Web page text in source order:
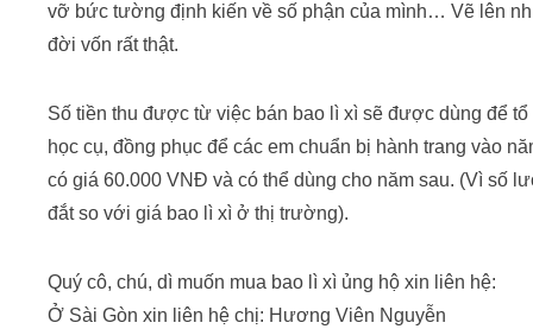
vỡ bức tường định kiến về số phận của mình… Vẽ lên
đời vốn rất thật.
Số tiền thu được từ việc bán bao lì xì sẽ được dùng để
học cụ, đồng phục để các em chuẩn bị hành trang vào
có giá 60.000 VNĐ và có thể dùng cho năm sau. (Vì số
đắt so với giá bao lì xì ở thị trường).
Quý cô, chú, dì muốn mua bao lì xì ủng hộ xin liên hệ:
Ở Sài Gòn xin liên hệ chị: Hương Viên Nguyễn